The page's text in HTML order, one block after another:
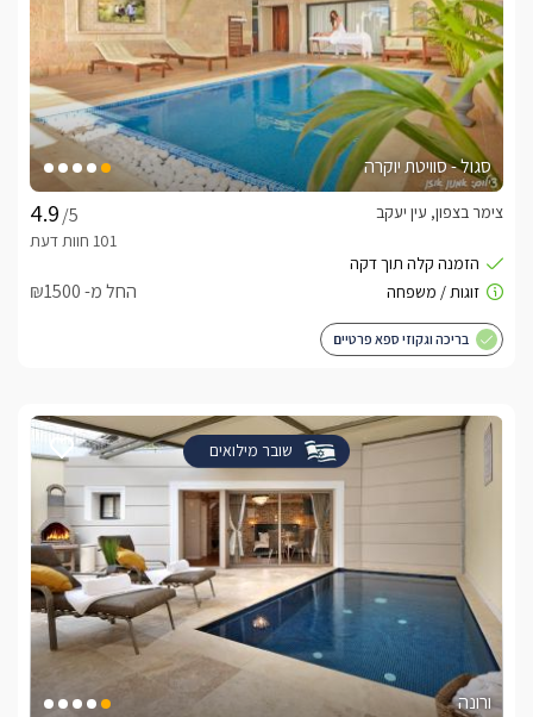
סגול - סוויטת יוקרה
/5
צימר בצפון, עין יעקב
החל מ- ₪1500
בריכה וגקוזי ספא פרטיים
שובר מילואים
ורונה